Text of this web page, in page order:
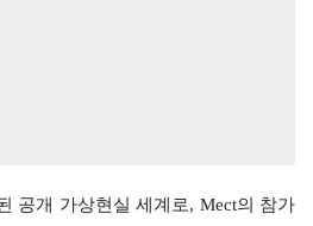
공개 가상현실 세계로, Mect의 참가